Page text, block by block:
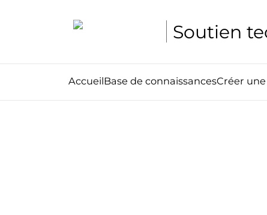
Soutien
AccueilBase de connaissancesCréer